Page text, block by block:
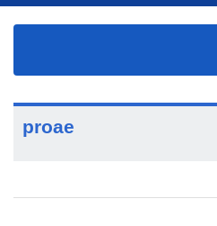
proae